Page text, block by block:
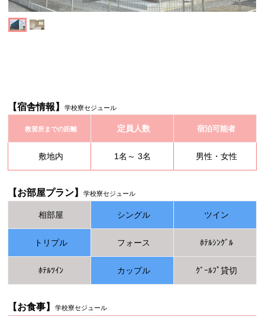
【宿舎情報】学校寮セジュール
教習所までの距離 定員人数 宿泊可能者
敷地内 1名～ 3名 男性・女性
【お部屋プラン】学校寮セジュール
相部屋 シングル ツイン
トリプル フォース ﾎﾃﾙｼﾝｸﾞﾙ
ﾎﾃﾙﾂｲﾝ カップル ｸﾞｰﾙﾌﾟ貸切
【お食事】学校寮セジュール